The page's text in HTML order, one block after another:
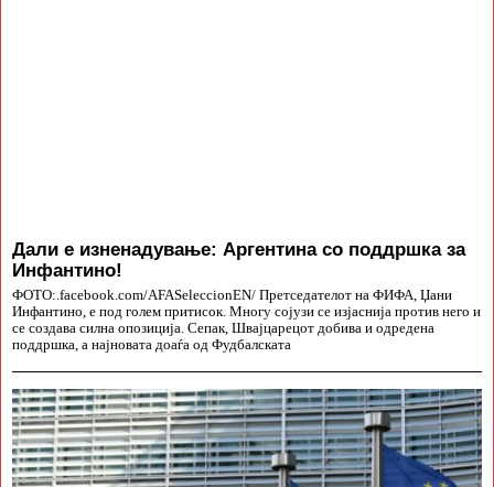
Дали е изненадување: Аргентина со поддршка за
Инфантино!
ФОТО:.facebook.com/AFASeleccionEN/ Претседателот на ФИФА, Џани
Инфантино, е под голем притисок. Многу сојузи се изјаснија против него и
се создава силна опозиција. Сепак, Швајцарецот добива и одредена
поддршка, а најновата доаѓа од Фудбалската